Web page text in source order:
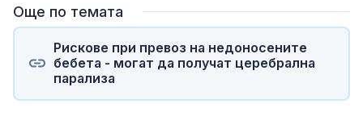
Още по темата
Рискове при превоз на недоносените
бебета - могат да получат церебрална
парализа